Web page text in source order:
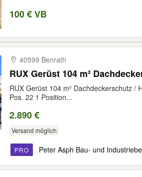
100 € VB
40599 Benrath
RUX Gerüst 104 m² Dachdeckerschutz /
Pos. 22 1 Position...
2.890 €
Versand möglich
PRO Peter Asph Bau- und